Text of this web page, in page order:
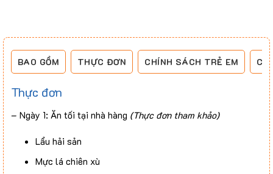
BAO GỒM THỰC ĐƠN CHÍNH SÁCH TRẺ EM
Thực đơn
– Ngày 1: Ăn tối tại nhà hàng (Thực đơn tham khảo)
Lẩu hải sản
Mực lá chiên xù